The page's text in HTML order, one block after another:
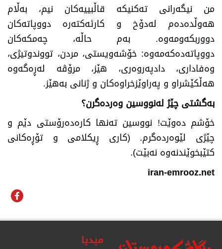
من نیگەرانی تەکنیکە قاڵبییەکان نیم، بەڵام
هەوڵدەدەم لەدۆخ و کارئەکتەرە دووپاتەکان
دووربکەومەوە. بەم حاڵە، چەمکەکان
دووپاتەدەکەمەوە: خۆشەویستی، مردن، تووندوتیژی،
وەفاداری، دادپەروەری، هێز، مرۆڤە لەڕەگەوە
هەڵکێشراو و پەراوێزخراوەکان و ژنانی بەهێز.
بەگشتی چێژ لەنووسین وەردەگرن؟
خۆشم دەوێت! نووسین تەنها کارەدەرۆستی دێم و
چێژی لێوەردەگرم. (کاری ڕیکلامی و تۆڕەکانی
کتێبخوێندنەوە نەبێت).
iran-emrooz.net
میدیا